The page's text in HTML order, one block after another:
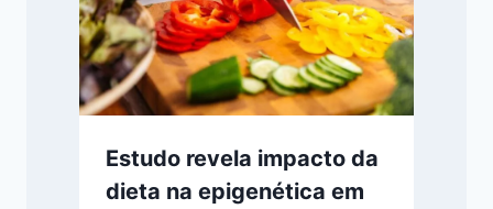
Estudo revela impacto da
dieta na epigenética em